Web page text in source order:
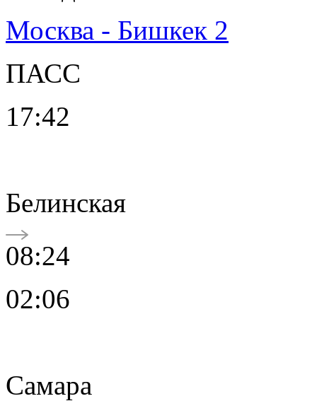
Москва - Бишкек 2
ПАСС
17:42
Белинская
08:24
02:06
Самара